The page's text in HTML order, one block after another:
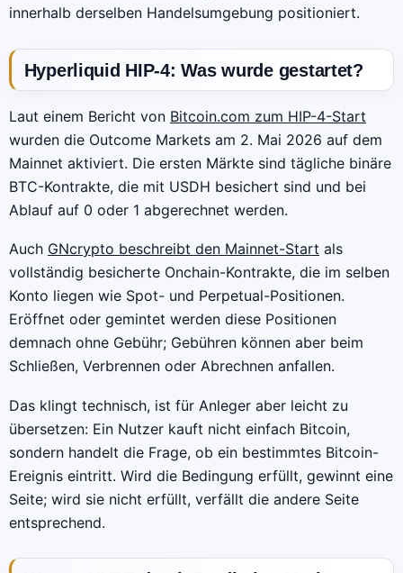
innerhalb derselben Handelsumgebung positioniert.
Hyperliquid HIP-4: Was wurde gestartet?
Laut einem Bericht von Bitcoin.com zum HIP-4-Start
wurden die Outcome Markets am 2. Mai 2026 auf dem
Mainnet aktiviert. Die ersten Märkte sind tägliche binäre
BTC-Kontrakte, die mit USDH besichert sind und bei
Ablauf auf 0 oder 1 abgerechnet werden.
Auch GNcrypto beschreibt den Mainnet-Start als
vollständig besicherte Onchain-Kontrakte, die im selben
Konto liegen wie Spot- und Perpetual-Positionen.
Eröffnet oder gemintet werden diese Positionen
demnach ohne Gebühr; Gebühren können aber beim
Schließen, Verbrennen oder Abrechnen anfallen.
Das klingt technisch, ist für Anleger aber leicht zu
übersetzen: Ein Nutzer kauft nicht einfach Bitcoin,
sondern handelt die Frage, ob ein bestimmtes Bitcoin-
Ereignis eintritt. Wird die Bedingung erfüllt, gewinnt eine
Seite; wird sie nicht erfüllt, verfällt die andere Seite
entsprechend.